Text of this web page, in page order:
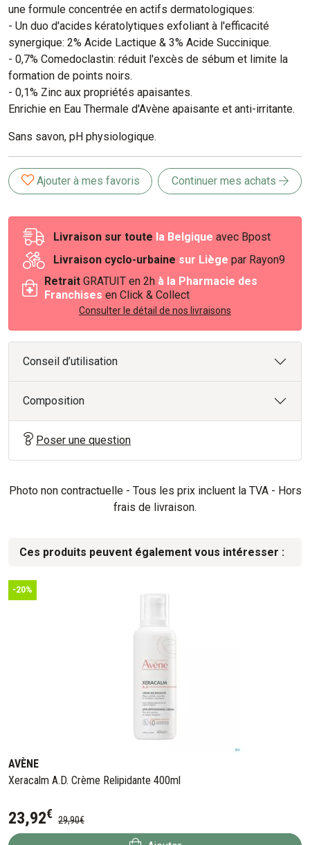
une formule concentrée en actifs dermatologiques:
- Un duo d'acides kératolytiques exfoliant à l'efficacité
synergique: 2% Acide Lactique & 3% Acide Succinique.
- 0,7% Comedoclastin: réduit l'excès de sébum et limite la
formation de points noirs.
- 0,1% Zinc aux propriétés apaisantes.
Enrichie en Eau Thermale d'Avène apaisante et anti-irritante.
Sans savon, pH physiologique.
Ajouter à mes favoris Continuer mes achats
Livraison sur toute la Belgique avec Bpost
Livraison cyclo-urbaine sur Liège par Rayon9
Retrait GRATUIT en 2h à la Pharmacie des
Franchises en Click & Collect
Consulter le détail de nos livraisons
Conseil d’utilisation
Composition
Poser une question
Photo non contractuelle - Tous les prix incluent la TVA - Hors
frais de livraison.
Ces produits peuvent également vous intéresser :
-20%
AVÈNE
Xeracalm A.D. Crème Relipidante 400ml
23,92€ 29,90€